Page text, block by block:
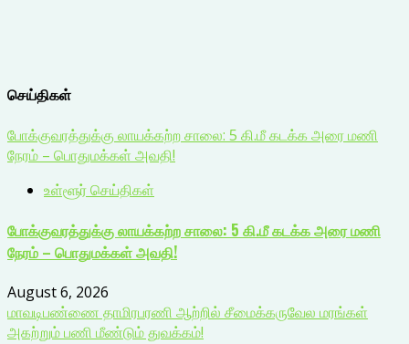
செய்திகள்
போக்குவரத்துக்கு லாயக்கற்ற சாலை: 5 கி.மீ கடக்க அரை மணி
நேரம் – பொதுமக்கள் அவதி!
உள்ளூர் செய்திகள்
போக்குவரத்துக்கு லாயக்கற்ற சாலை: 5 கி.மீ கடக்க அரை மணி
நேரம் – பொதுமக்கள் அவதி!
August 6, 2026
மாவடிபண்ணை தாமிரபரணி ஆற்றில் சீமைக்கருவேல மரங்கள்
அகற்றும் பணி மீண்டும் துவக்கம்!